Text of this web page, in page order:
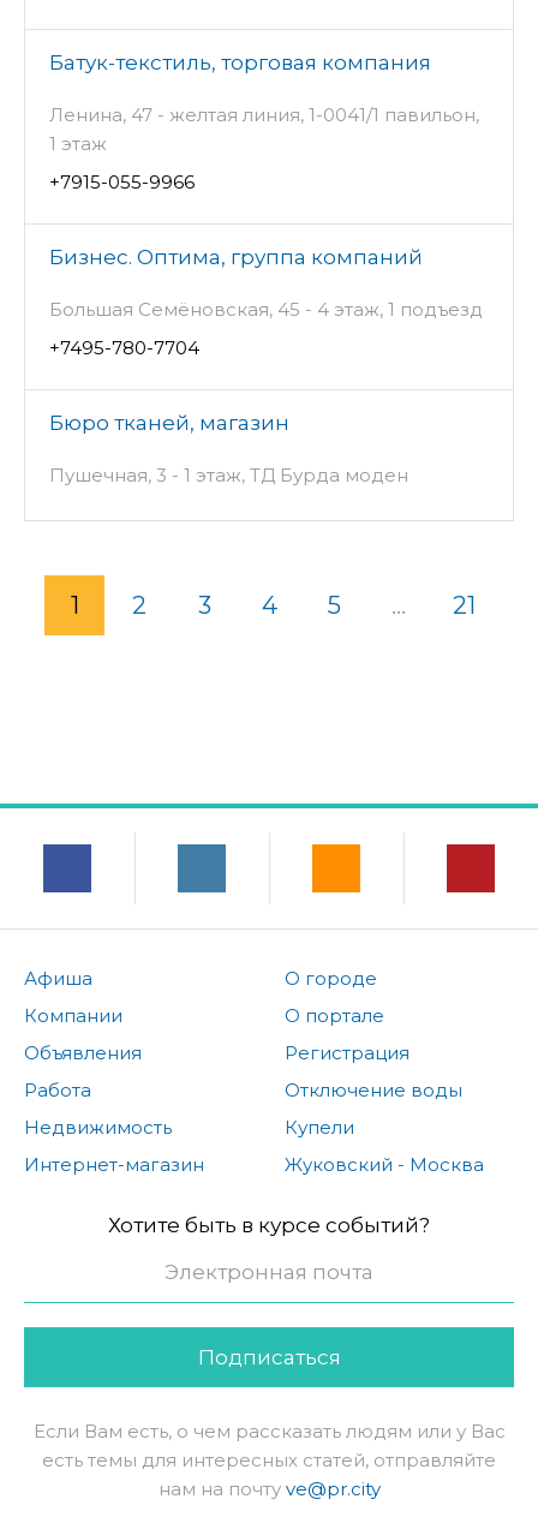
Батук-текстиль, торговая компания
Ленина, 47 - желтая линия, 1-0041/1 павильон,
1 этаж
+7915-055-9966
Бизнес. Оптима, группа компаний
Большая Семёновская, 45 - 4 этаж, 1 подъезд
+7495-780-7704
Бюро тканей, магазин
Пушечная, 3 - 1 этаж, ТД Бурда моден
1 2 3 4 5 ... 21
Афиша
Компании
Объявления
Работа
Недвижимость
Интернет-магазин
О городе
О портале
Регистрация
Отключение воды
Купели
Жуковский - Москва
Хотите быть в курсе событий?
Подписаться
Если Вам есть, о чем рассказать людям или у Вас
есть темы для интересных статей, отправляйте
нам на почту ve@pr.city